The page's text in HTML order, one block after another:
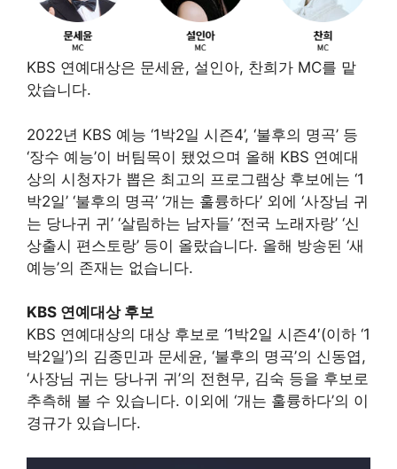
KBS 연예대상은 문세윤, 설인아, 찬희가 MC를 맡
았습니다.
2022년 KBS 예능 ‘1박2일 시즌4’, ‘불후의 명곡’ 등
‘장수 예능’이 버팀목이 됐었으며 올해 KBS 연예대
상의 시청자가 뽑은 최고의 프로그램상 후보에는 ‘1
박2일’ ‘불후의 명곡’ ‘개는 훌륭하다’ 외에 ‘사장님 귀
는 당나귀 귀’ ‘살림하는 남자들’ ‘전국 노래자랑’ ‘신
상출시 편스토랑’ 등이 올랐습니다. 올해 방송된 ‘새
예능’의 존재는 없습니다.
KBS 연예대상 후보
KBS 연예대상의 대상 후보로 ‘1박2일 시즌4′(이하 ‘1
박2일’)의 김종민과 문세윤, ‘불후의 명곡’의 신동엽,
‘사장님 귀는 당나귀 귀’의 전현무, 김숙 등을 후보로
추측해 볼 수 있습니다. 이외에 ‘개는 훌륭하다’의 이
경규가 있습니다.